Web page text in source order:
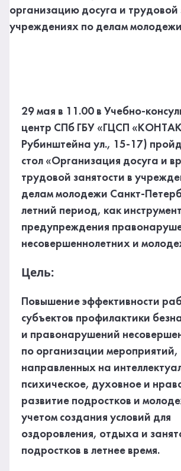
29 мая в 11.00 в Учебно-
центр СПб ГБУ «ГЦСП
Рубинштейна ул., 15-17)
стол «Организация досуга и
трудовой занятости в
делам молодежи Санкт-
летний период, как инструмент
предупреждения
несовершеннолетних и
Цель:
Повышение эффективности
субъектов профилактики
и правонарушений
по организации мероприятий,
направленных на
психическое, духовное и
развитие подростков и
учетом создания условий для
оздоровления, отдыха и
подростков в летнее время.